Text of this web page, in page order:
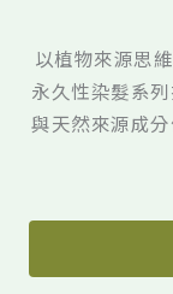
以植物來源思
永久性染髮系
與天然來源成